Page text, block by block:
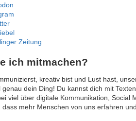
Zeitung
ich mitmachen?
kreativ bist und Lust hast,
genau dein Ding! Du kannst dich mit
viel über digitale Kommunikation, Social
dass mehr Menschen von uns erfahren